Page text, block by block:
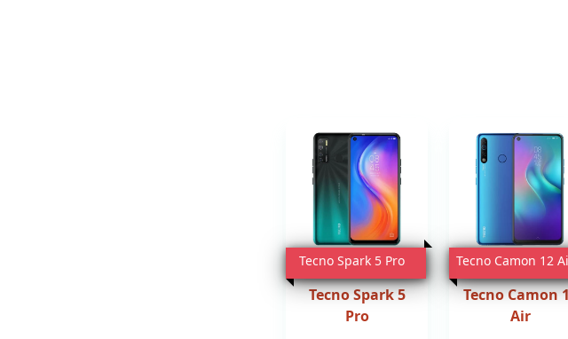
Tecno Camon
Air
Tecno Camon 12
Tecno Spark 5
Pro
Tecno Spark 5 Pro